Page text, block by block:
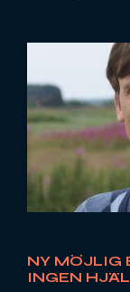
två fraktioner,
kort – prover
möjligheter
patienter. Möt
siktar på ett
NY MÖJLIG
INGEN